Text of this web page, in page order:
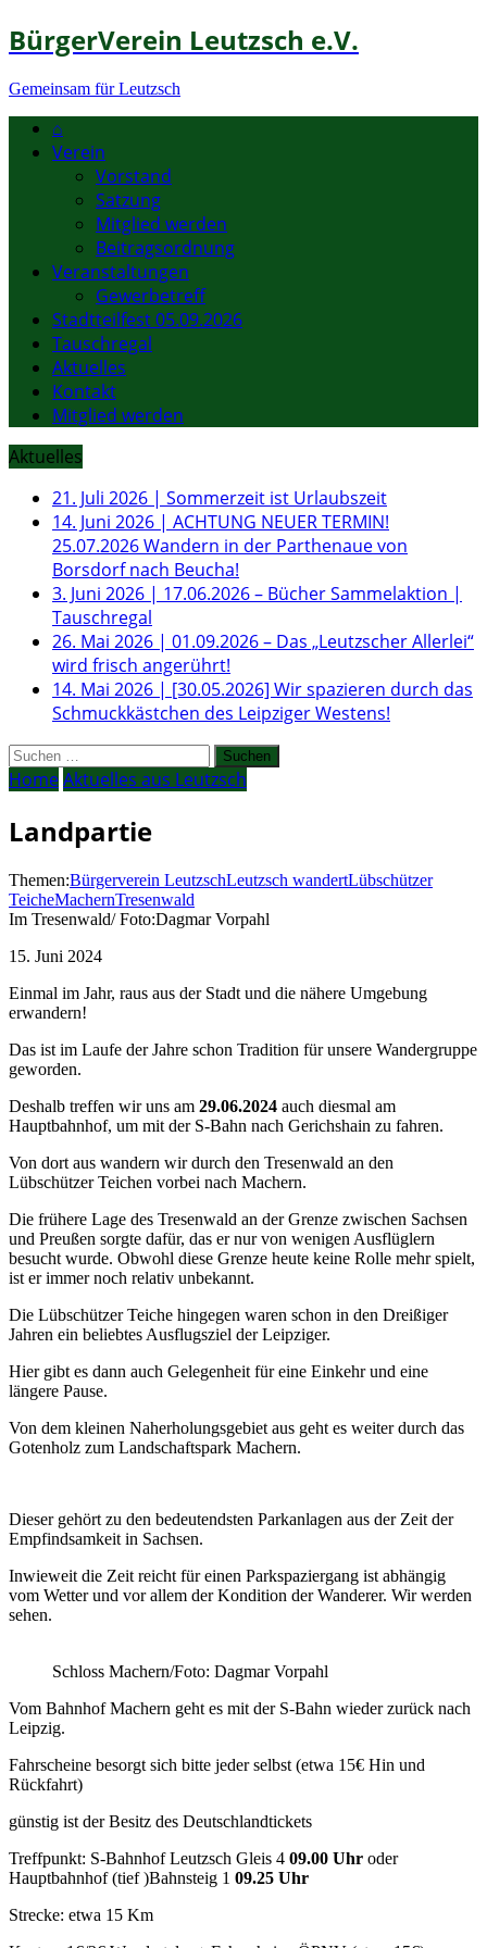
BürgerVerein Leutzsch e.V.
Gemeinsam für Leutzsch
⌂
Verein
Vorstand
Satzung
Mitglied werden
Beitragsordnung
Veranstaltungen
Gewerbetreff
Stadtteilfest 05.09.2026
Tauschregal
Aktuelles
Kontakt
Mitglied werden
Aktuelles
21. Juli 2026 | Sommerzeit ist Urlaubszeit
14. Juni 2026 | ACHTUNG NEUER TERMIN!
25.07.2026 Wandern in der Parthenaue von
Borsdorf nach Beucha!
3. Juni 2026 | 17.06.2026 – Bücher Sammelaktion |
Tauschregal
26. Mai 2026 | 01.09.2026 – Das „Leutzscher Allerlei“
wird frisch angerührt!
14. Mai 2026 | [30.05.2026] Wir spazieren durch das
Schmuckkästchen des Leipziger Westens!
Suchen
nach:
HomeAktuelles aus Leutzsch
Landpartie
Themen:Bürgerverein LeutzschLeutzsch wandertLübschützer
TeicheMachernTresenwald
Im Tresenwald/ Foto:Dagmar Vorpahl
15. Juni 2024
Einmal im Jahr, raus aus der Stadt und die nähere Umgebung
erwandern!
Das ist im Laufe der Jahre schon Tradition für unsere Wandergruppe
geworden.
Deshalb treffen wir uns am 29.06.2024 auch diesmal am
Hauptbahnhof, um mit der S-Bahn nach Gerichshain zu fahren.
Von dort aus wandern wir durch den Tresenwald an den
Lübschützer Teichen vorbei nach Machern.
Die frühere Lage des Tresenwald an der Grenze zwischen Sachsen
und Preußen sorgte dafür, das er nur von wenigen Ausflüglern
besucht wurde. Obwohl diese Grenze heute keine Rolle mehr spielt,
ist er immer noch relativ unbekannt.
Die Lübschützer Teiche hingegen waren schon in den Dreißiger
Jahren ein beliebtes Ausflugsziel der Leipziger.
Hier gibt es dann auch Gelegenheit für eine Einkehr und eine
längere Pause.
Von dem kleinen Naherholungsgebiet aus geht es weiter durch das
Gotenholz zum Landschaftspark Machern.
Dieser gehört zu den bedeutendsten Parkanlagen aus der Zeit der
Empfindsamkeit in Sachsen.
Inwieweit die Zeit reicht für einen Parkspaziergang ist abhängig
vom Wetter und vor allem der Kondition der Wanderer. Wir werden
sehen.
Schloss Machern/Foto: Dagmar Vorpahl
Vom Bahnhof Machern geht es mit der S-Bahn wieder zurück nach
Leipzig.
Fahrscheine besorgt sich bitte jeder selbst (etwa 15€ Hin und
Rückfahrt)
günstig ist der Besitz des Deutschlandtickets
Treffpunkt: S-Bahnhof Leutzsch Gleis 4 09.00 Uhr oder
Hauptbahnhof (tief )Bahnsteig 1 09.25 Uhr
Strecke: etwa 15 Km